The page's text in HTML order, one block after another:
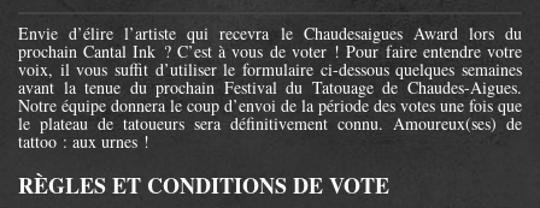
Envie d’élire l’artiste qui recevra le Chaudesaigues Award lors du
prochain Cantal Ink ? C’est à vous de voter ! Pour faire entendre votre
voix, il vous suffit d’utiliser le formulaire ci-dessous quelques semaines
avant la tenue du prochain Festival du Tatouage de Chaudes-Aigues.
Notre équipe donnera le coup d’envoi de la période des votes une fois que
le plateau de tatoueurs sera définitivement connu. Amoureux(ses) de
tattoo : aux urnes !
RÈGLES ET CONDITIONS DE VOTE